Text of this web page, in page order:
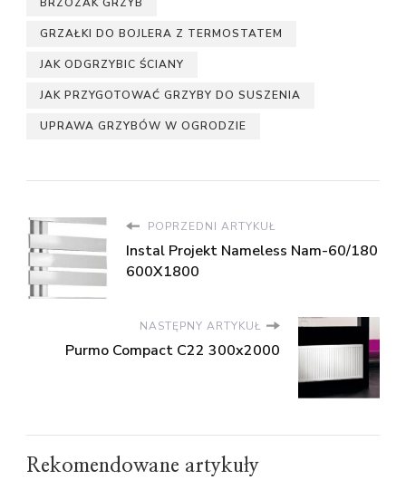
GRZAŁKI DO BOJLERA Z TERMOSTATEM
JAK ODGRZYBIC ŚCIANY
JAK PRZYGOTOWAĆ GRZYBY DO SUSZENIA
UPRAWA GRZYBÓW W OGRODZIE
POPRZEDNI ARTYKUŁ
Instal Projekt Nameless Nam-60/180
600X1800
NASTĘPNY ARTYKUŁ
Purmo Compact C22 300x2000
Rekomendowane artykuły